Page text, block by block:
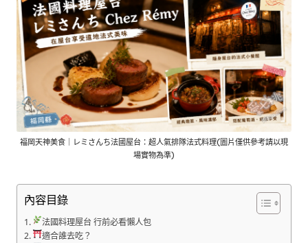
福岡天神美食｜レミさんち法國屋台：超人氣排隊法式料理(圖片僅供參考請以現
場實物為準)
內容目錄
法國料理屋台 行前必看懶人包
適合誰去吃？